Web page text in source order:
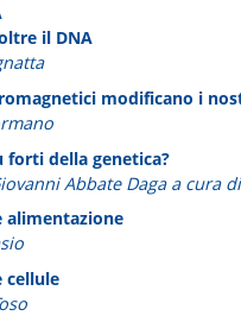
il DNA
modificano i
forti della genetica?
Abbate Daga a cura
alimentazione
cellule